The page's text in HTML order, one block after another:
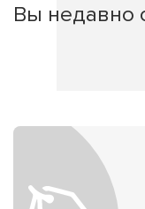
Вы недавно